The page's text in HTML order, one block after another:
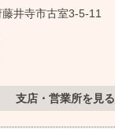
藤井寺市古室3-5-11
支店・営業所を見る